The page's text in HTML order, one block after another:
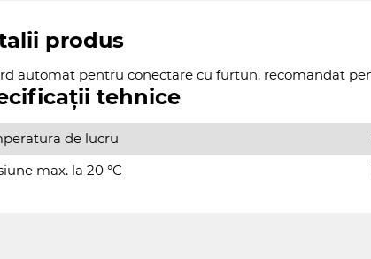
produs
automat pentru conectare cu furtun, recomandat
tehnice
de lucru
max. la 20 °C